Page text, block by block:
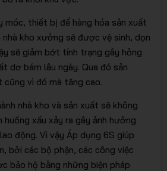
móc, thiết bị để hàng hóa sản xuất
nhà kho xưởng sẽ được vệ sinh, dọn
sẽ giảm bớt tính trạng gây hỏng
dơ bám lâu ngày. Qua đó sản
vì đó mà tăng cao.
nhà kho và sản xuất sẽ không
xấu xảy ra gây ảnh hưởng
động. Vì vậy Áp dụng 6S giúp
bởi các bộ phận, các công việc
bảo hộ bằng những biện pháp